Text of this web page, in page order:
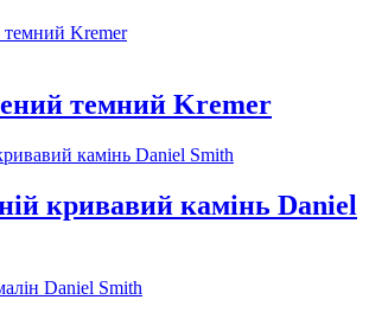
темний Kremer
кривавий камінь Daniel